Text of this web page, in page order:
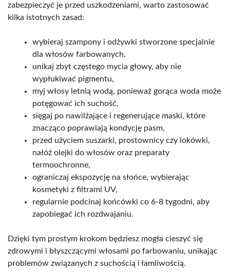
zabezpieczyć je przed uszkodzeniami, warto zastosować
kilka istotnych zasad:
wybieraj szampony i odżywki stworzone specjalnie
dla włosów farbowanych,
unikaj zbyt częstego mycia głowy, aby nie
wypłukiwać pigmentu,
myj włosy letnią wodą, ponieważ gorąca woda może
potęgować ich suchość,
sięgaj po nawilżające i regenerujące maski, które
znacząco poprawiają kondycję pasm,
przed użyciem suszarki, prostownicy czy lokówki,
nałóż olejki do włosów oraz preparaty
termoochronne,
ograniczaj ekspozycję na słońce, wybierając
kosmetyki z filtrami UV,
regularnie podcinaj końcówki co 6-8 tygodni, aby
zapobiegać ich rozdwajaniu.
Dzięki tym prostym krokom będziesz mogła cieszyć się
zdrowymi i błyszczącymi włosami po farbowaniu, unikając
problemów związanych z suchością i łamliwością.